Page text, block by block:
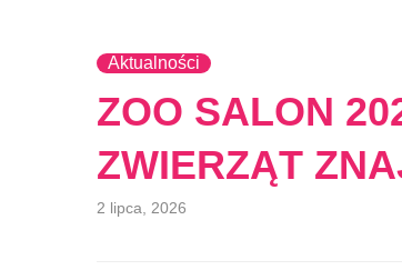
Aktualności
ZOO SALON
ZWIERZĄT
2 lipca, 2026